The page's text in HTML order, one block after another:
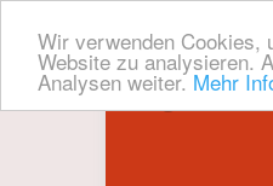
Wir verwenden Cookies,
Website zu analysieren.
Analysen weiter. Mehr
to